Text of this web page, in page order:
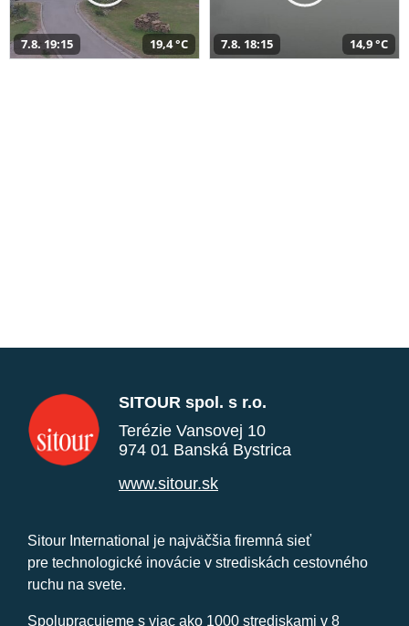
7.8. 19:15 19,4 °C 7.8. 18:15 14,9 °C
SITOUR spol. s r.o.
Terézie Vansovej 10
974 01 Banská Bystrica
www.sitour.sk
Sitour International je najväčšia firemná sieť
pre technologické inovácie v strediskách cestovného
ruchu na svete.
Spolupracujeme s viac ako 1000 strediskami v 8